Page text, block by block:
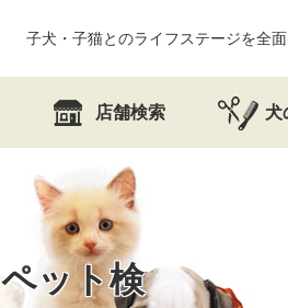
子犬・子猫とのライフステージを全
店舗検索 犬
ペット検